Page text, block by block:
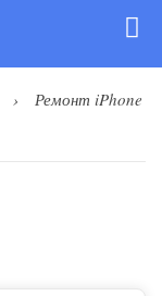
Ремонт iPhone